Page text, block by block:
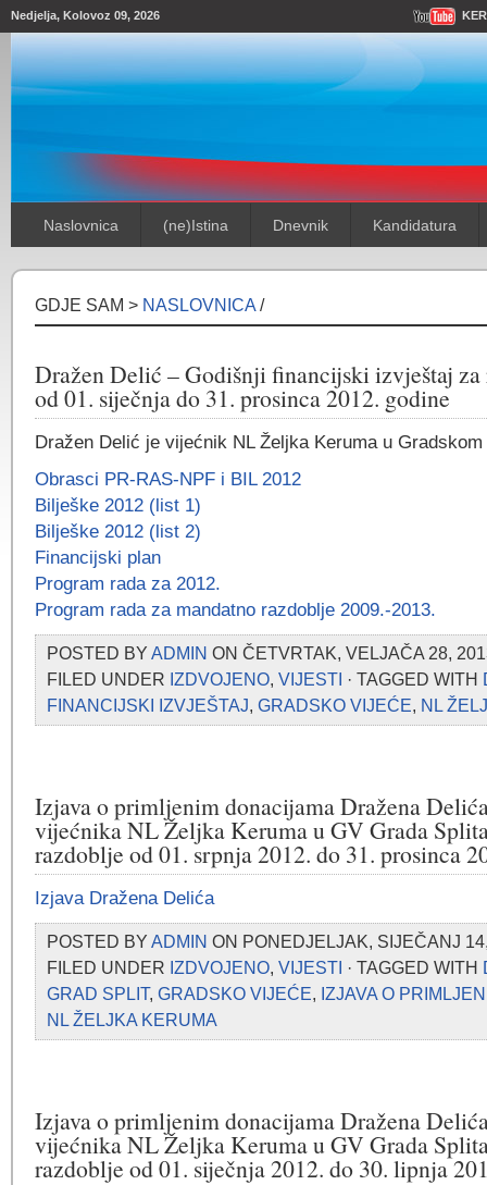
Nedjelja, Kolovoz 09, 2026
Naslovnica (ne)Istina Dnevnik Kandidatura
GDJE SAM > NASLOVNICA /
Dražen Delić – Godišnji financijski izvještaj
od 01. siječnja do 31. prosinca 2012. godine
Dražen Delić je vijećnik NL Željka Keruma u
Obrasci PR-RAS-NPF i BIL 2012
Bilješke 2012 (list 1)
Bilješke 2012 (list 2)
Financijski plan
Program rada za 2012.
Program rada za mandatno razdoblje 2009.-2013.
POSTED BY ADMIN ON ČETVRTAK, VELJAČA 28,
FILED UNDER IZDVOJENO, VIJESTI · TAGGED WITH
FINANCIJSKI IZVJEŠTAJ, GRADSKO VIJEĆE, NL
Izjava o primljenim donacijama Dražena
vijećnika NL Željka Keruma u GV Grada
razdoblje od 01. srpnja 2012. do 31. prosinca
Izjava Dražena Delića
POSTED BY ADMIN ON PONEDJELJAK, SIJEČANJ
FILED UNDER IZDVOJENO, VIJESTI · TAGGED WITH
GRAD SPLIT, GRADSKO VIJEĆE, IZJAVA O
NL ŽELJKA KERUMA
Izjava o primljenim donacijama Dražena
vijećnika NL Željka Keruma u GV Grada
razdoblje od 01. siječnja 2012. do 30. lipnja